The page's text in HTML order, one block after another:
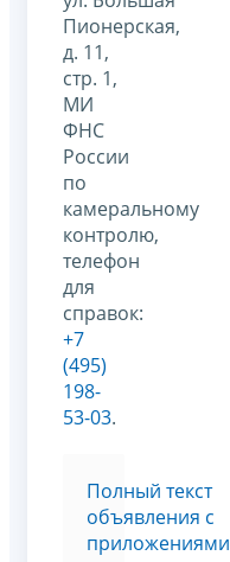
Пионерская,
д. 11,
стр. 1,
МИ
ФНС
России
по
камеральному
контролю,
телефон
для
справок:
+7
(495)
198-
53-03.
Полный текст
объявления с
приложениями